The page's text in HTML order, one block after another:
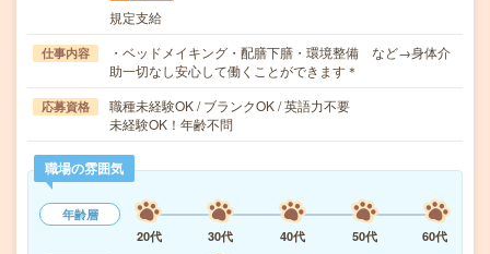
規定支給
仕事内容
・ベッドメイキング・配膳下膳・環境整備 など→身体介
助一切なし安心して働くことができます＊
応募資格
職種未経験OK / ブランクOK / 英語力不要
未経験OK！年齢不問
職場の雰囲気
年齢層
20代
30代 40代 50代
60代